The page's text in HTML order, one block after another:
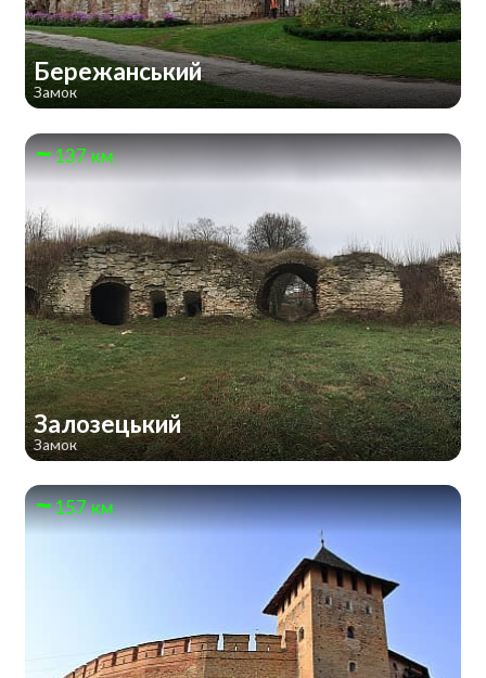
Бережанський
Замок
137 км
Залозецький
Замок
157 км